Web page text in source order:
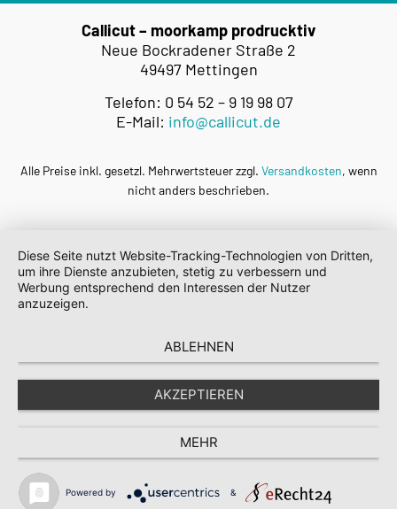
Callicut – moorkamp prodrucktiv
Neue Bockradener Straße 2
49497 Mettingen
Telefon: 0 54 52 – 9 19 98 07
E-Mail: info@callicut.de
Alle Preise inkl. gesetzl. Mehrwertsteuer zzgl. Versandkosten, wenn
nicht anders beschrieben.
Diese Seite nutzt Website-Tracking-Technologien von Dritten,
um ihre Dienste anzubieten, stetig zu verbessern und
Werbung entsprechend den Interessen der Nutzer
anzuzeigen.
ABLEHNEN
AKZEPTIEREN
MEHR
Powered by &